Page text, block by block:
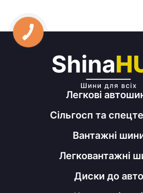
Легкові
Сільгосп та
Вантажні
Легковантажні
Диски до авто